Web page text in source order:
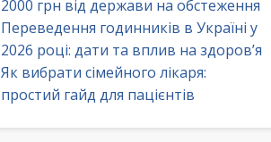
2000 грн від держави на обстеження
Переведення годинників в Україні у
2026 році: дати та вплив на здоров’я
Як вибрати сімейного лікаря:
простий гайд для пацієнтів